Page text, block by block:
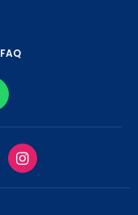
FAQ